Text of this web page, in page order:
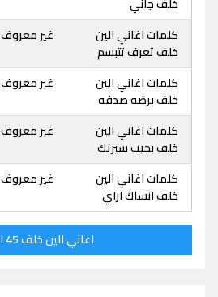
خلف جاني
كلمات اغاني الين
خلف تعرف تتبسم
غير معروف
كلمات اغاني الين
خلف برضه صدفه
غير معروف
كلمات اغاني الين
خلف بجيب سيرتك
غير معروف
كلمات اغاني الين
خلف انساك ازاي
غير معروف
اغاني الين خلف 45 اغنية